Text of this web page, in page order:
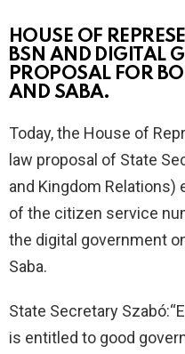
HOUSE OF
BSN AND DIGITAL
PROPOSAL FOR
AND SABA.
Today, the House of
law proposal of State
and Kingdom
of the citizen service
the digital government
Saba.
State Secretary
is entitled to good